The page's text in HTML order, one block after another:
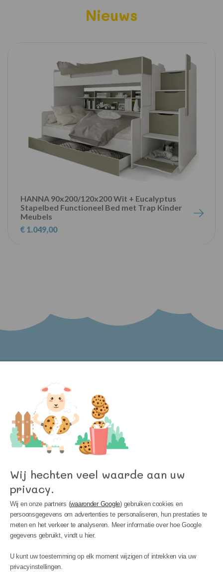
Nieuws
HANNA 90x200/120x200 Wit + Eucalyptus
Stapelbed Functioneel Bed met Trap Kinder
Meubels
€ 1.049,00
Wij hechten veel waarde aan uw
privacy.
Wij en onze partners (waaronder Google) gebruiken cookies en
persoonsgegevens om advertenties te personaliseren, hun prestaties te
meten en het verkeer te analyseren. Meer informatie over hoe Google
gegevens gebruikt, vindt u hier.
U kunt uw toestemming op elk moment wijzigen of intrekken via uw
privacyinstellingen.